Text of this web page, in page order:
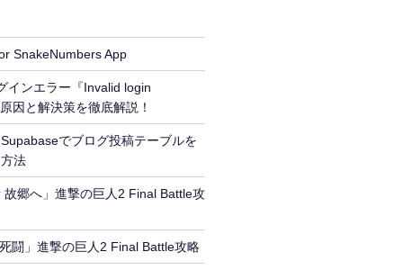
SnakeNumbers App
インエラー『Invalid login
因と解決策を徹底解説！
でブログ投稿テーブルを
法
故郷へ」進撃の巨人2 Final Battle攻
闘」進撃の巨人2 Final Battle攻略